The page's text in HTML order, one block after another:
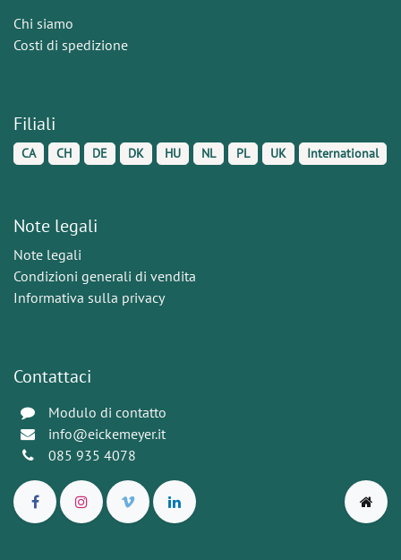
Chi siamo
Costi di spedizione
Filiali
CA CH DE DK HU NL PL UK International
Note legali
Note legali
Condizioni generali di vendita
Informativa sulla privacy
Contattaci
Modulo di contatto
info@eickemeyer.it
085 935 4078